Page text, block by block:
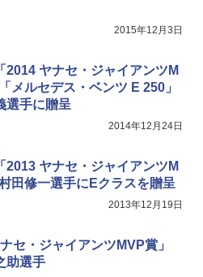
2015年12月3日
2014 ヤナセ・ジャイアンツM
メルセデス・ベンツ E 250」
選手に贈呈
2014年12月24日
2013 ヤナセ・ジャイアンツM
田修一選手にEクラスを贈呈
2013年12月19日
ナセ・ジャイアンツMVP賞」
助選手